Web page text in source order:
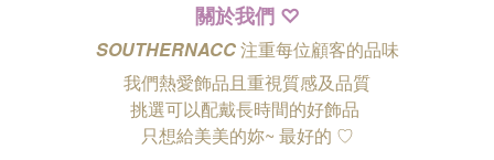
關於我們 ♡
SOUTHERNACC注重每位顧客的品味
我們熱愛飾品且重視質感及品質
挑選可以配戴長時間的好飾品
只想給美美的妳~ 最好的 ♡